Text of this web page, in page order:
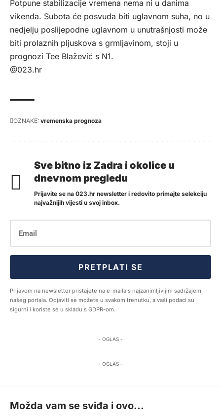
Potpune stabilizacije vremena nema ni u danima
vikenda. Subota će posvuda biti uglavnom suha, no u
nedjelju poslijepodne uglavnom u unutrašnjosti može
biti prolaznih pljuskova s grmljavinom, stoji u
prognozi Tee Blažević s N1.
@023.hr
OZNAKE: vremenska prognoza
Sve bitno iz Zadra i okolice u
dnevnom pregledu
Prijavite se na 023.hr newsletter i redovito primajte selekciju
najvažnijih vijesti u svoj inbox.
PRETPLATI SE
Prijavom na newsletter pristajete na e-maila s najzanimljivijim sadržajem
našeg portala. Odjaviti se možete u svakom trenutku, a vaši podaci su
sigurni i koriste se u skladu s GDPR-om.
- OGLAS -
- OGLAS -
Možda vam se sviđa i ovo...